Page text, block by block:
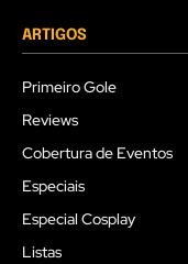
ARTIGOS
Primeiro Gole
Reviews
Cobertura de Eventos
Especiais
Especial Cosplay
Listas